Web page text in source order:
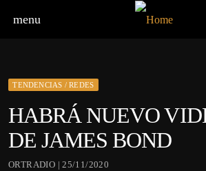
menu
TENDENCIAS / REDES
HABRÁ NUEVO
DE JAMES BOND
ORTRADIO | 25/11/2020